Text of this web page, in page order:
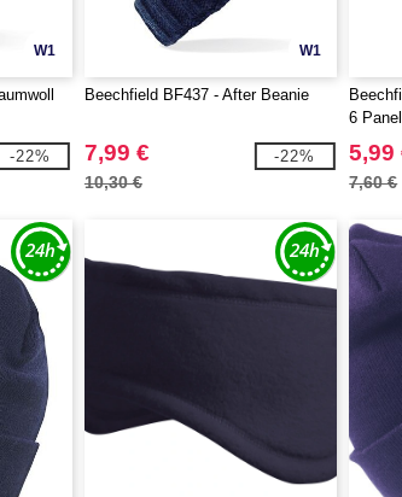
W1
-22%
W1
Beechfield BF437 - After Beanie
7,99 €
10,30 €
-22%
6
5,99
7,60 €